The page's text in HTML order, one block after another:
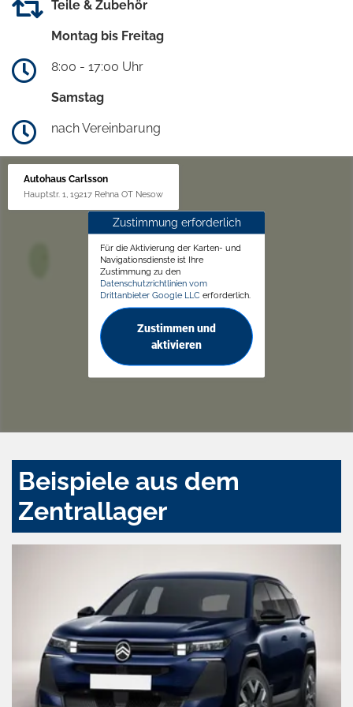
Teile & Zubehör
Montag bis Freitag
8:00 - 17:00 Uhr
Samstag
nach Vereinbarung
Autohaus Carlsson
Hauptstr. 1, 19217 Rehna OT Nesow
Zustimmung erforderlich
Für die Aktivierung der Karten- und
Navigationsdienste ist Ihre
Zustimmung zu den
Datenschutzrichtlinien vom
Drittanbieter Google LLC erforderlich.
Zustimmen und
aktivieren
Beispiele aus dem
Zentrallager